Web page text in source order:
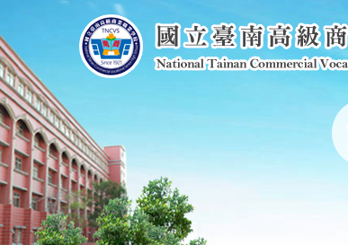
主
要
內
容
區
塊